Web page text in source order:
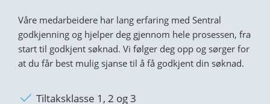
Våre medarbeidere har lang erfaring med Sentral
godkjenning og hjelper deg gjennom hele prosessen, fra
start til godkjent søknad. Vi følger deg opp og sørger for
at du får best mulig sjanse til å få godkjent din søknad.
Tiltaksklasse 1, 2 og 3